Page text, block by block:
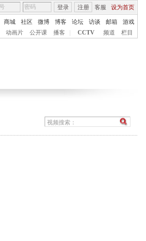
客服 设为首页
登录 注册
商城 社区 微博 博客 论坛 访谈 邮箱
游戏
动画片 公开课 播客 CCTV 频道 栏目